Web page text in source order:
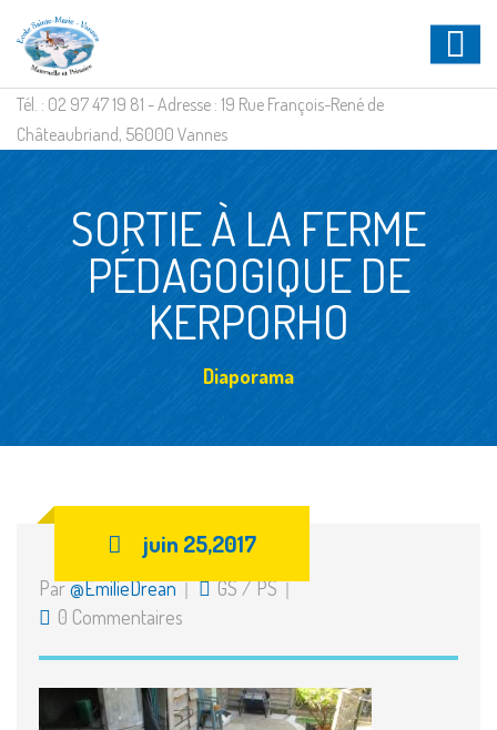
Tél. : 02 97 47 19 81 - Adresse : 19 Rue François-René de
Châteaubriand, 56000 Vannes
SORTIE À LA FERME
PÉDAGOGIQUE DE
KERPORHO
Diaporama
juin 25,2017
Par@EmilieDrean GS/PS
0 Commentaires